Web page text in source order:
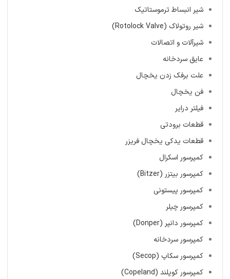
شیر انبساط ترموستاتیک
شیر روتولاک (Rotolock Valve)
شیرآلات و اتصالات
عایق سردخانه
علت برفک زدن یخچال
فن یخچال
فیلتر درایر
قطعات برودتی
قطعات یدکی یخچال فریزر
کمپرسور اسکرال
کمپرسور بیتزر (Bitzer)
کمپرسور پیستونی
کمپرسور چیلر
کمپرسور دانپر (Donper)
کمپرسور سردخانه
کمپرسور سکاپ (Secop)
کمپرسور کوپلند (Copeland)